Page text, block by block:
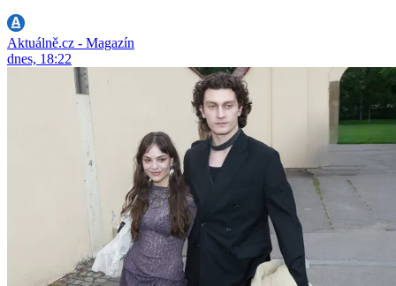
Aktuálně.cz - Magazín
dnes, 18:22